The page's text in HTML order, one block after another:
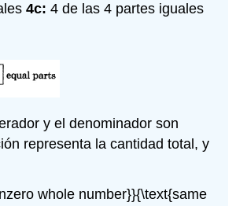
4c: 4 de las 4 partes iguales
y el denominador son
representa la cantidad total, y
whole number}}{\text{same